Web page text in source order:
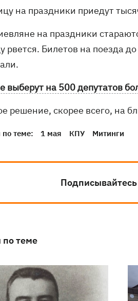
на праздники приедут
на праздники
рвется. Билетов на поезда
выберут на 500 депутатов
решение, скорее всего, на
по теме: 1 мая КПУ Митинги
Подписывайтесь
по теме